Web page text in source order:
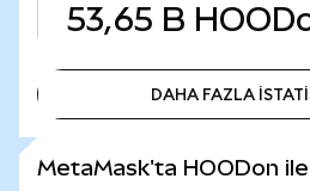
53,65 B
DAHA FAZLA
MetaMask'ta HOODon ile